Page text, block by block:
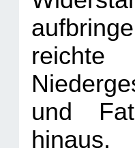
und